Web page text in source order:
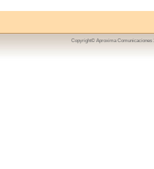
Copyright© Aproxima Comunicaciones